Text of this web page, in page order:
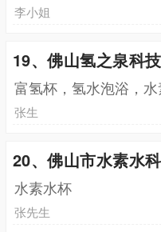
李小姐
19、佛山氢之泉科
富氢杯，氢水泡浴，
张生
20、佛山市水素水
水素水杯
张先生